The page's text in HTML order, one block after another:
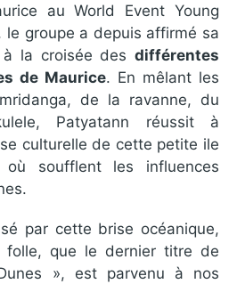
au World Event Young
groupe a depuis affirmé sa
la croisée des différentes
de Maurice. En mêlant les
de la ravanne, du
Patyatann réussit à
culturelle de cette petite ile
où soufflent les influences
par cette brise océanique,
folle, que le dernier titre de
», est parvenu à nos